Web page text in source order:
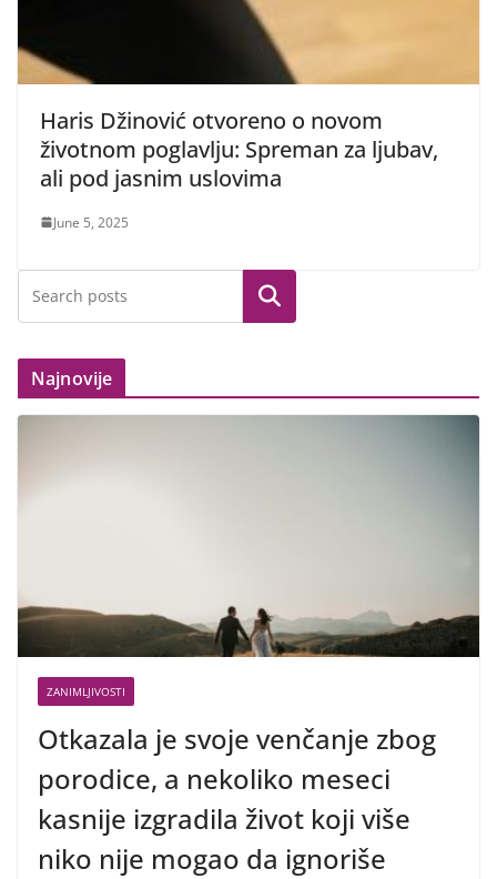
Haris Džinović otvoreno o novom
životnom poglavlju: Spreman za ljubav,
ali pod jasnim uslovima
June 5, 2025
Search
Najnovije
ZANIMLJIVOSTI
Otkazala je svoje venčanje zbog
porodice, a nekoliko meseci
kasnije izgradila život koji više
niko nije mogao da ignoriše